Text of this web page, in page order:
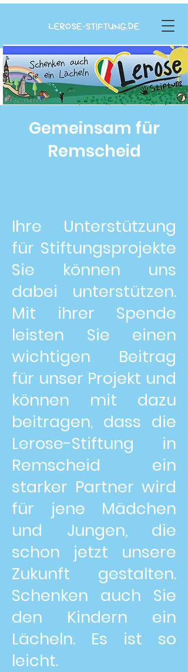
Gemeinsam für
Remscheid
Ihre Unterstützung
für Stiftungsprojekte
Sie können uns
dabei unterstützen.
Mit ihrer Spende
leisten Sie einen
wichtigen Beitrag
für unser Projekt und
können mit dazu
beitragen, dass die
Lerose-Stiftung in
Remscheid ein
starker Partner wird
für jene Mädchen
und Jungen, die
schon jetzt unsere
Zukunft gestalten.
Schenken auch Sie
den Kindern ein
Lächeln. Es ist so
leicht.